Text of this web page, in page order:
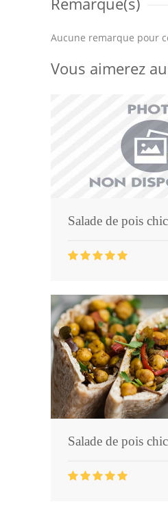
Aucune remarque pour
Vous aimerez
Salade de pois
Salade de pois